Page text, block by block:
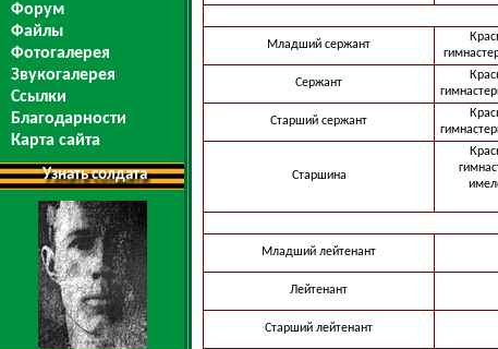
Форум
Файлы
Фотогалерея
Звукогалерея
Ссылки
Благодарности
Карта сайта
Узнать солдата
Младший сержант
Сержант
Старший сержант
Старшина
Младший лейтенант
Лейтенант
Старший лейтенант